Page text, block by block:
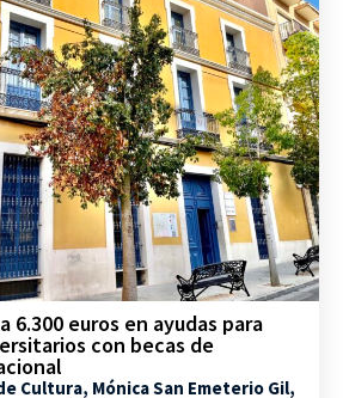
euros en ayudas para
con becas de
Cultura, Mónica San Emeterio Gil,